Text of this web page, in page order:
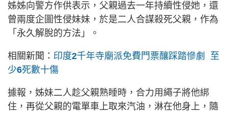
姊姊向警方作供表示，父親過去一年持續性侵她，還
曾兩度企圖性侵妹妹，於是二人合謀殺死父親，作為
「永久解脫的方法」。
相關新聞： 印度2千年寺廟派免費門票釀踩踏慘劇
至
少6死數十傷
據報，姊妹二人趁父親熟睡時，合力用繩子將他綁
住，再從父親的電單車上取來汽油，淋在他身上，隨